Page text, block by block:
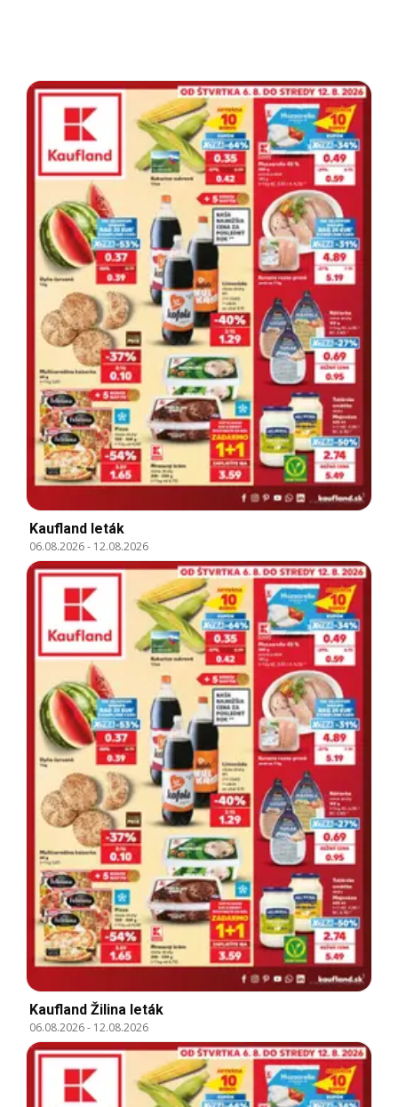
Kaufland leták
06.08.2026- 12.08.2026
Kaufland Žilina leták
06.08.2026- 12.08.2026